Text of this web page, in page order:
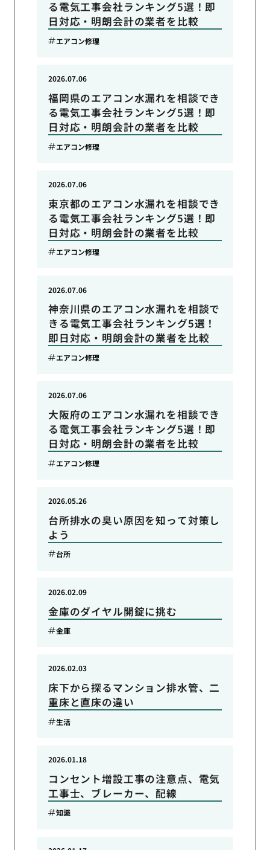
る電気工事会社ランキング5選！即
日対応・明朗会計の業者を比較
エアコン修理
福岡県のエアコン水漏れを相談でき
る電気工事会社ランキング5選！即
日対応・明朗会計の業者を比較
2026.07.06
エアコン修理
東京都のエアコン水漏れを相談でき
る電気工事会社ランキング5選！即
日対応・明朗会計の業者を比較
2026.07.06
エアコン修理
神奈川県のエアコン水漏れを相談で
きる電気工事会社ランキング5選！
即日対応・明朗会計の業者を比較
2026.07.06
エアコン修理
大阪府のエアコン水漏れを相談でき
る電気工事会社ランキング5選！即
日対応・明朗会計の業者を比較
2026.07.06
エアコン修理
台所排水の臭い原因を知って対策し
よう
2026.05.26
台所
金庫のダイヤル開錠に挑む
2026.02.09
金庫
床下から探るマンション排水管、二
重床と直床の違い
2026.02.03
生活
コンセント増設工事の注意点、電気
工事士、ブレーカー、配線
2026.01.18
知識